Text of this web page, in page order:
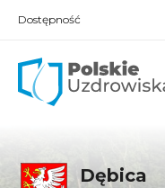
Dostępność
Dębica